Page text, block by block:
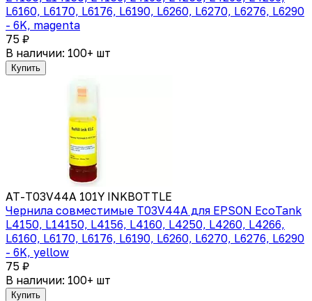
L6160, L6170, L6176, L6190, L6260, L6270, L6276, L6290
- 6K, magenta
75 ₽
В наличии: 100+ шт
Купить
AT-T03V44A 101Y INKBOTTLE
Чернила совместимые T03V44A для EPSON EcoTank
L4150, L14150, L4156, L4160, L4250, L4260, L4266,
L6160, L6170, L6176, L6190, L6260, L6270, L6276, L6290
- 6K, yellow
75 ₽
В наличии: 100+ шт
Купить